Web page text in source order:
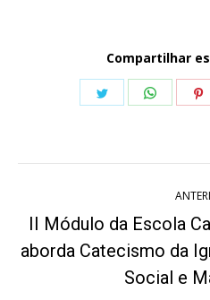
Compartilhar
Share
Share
de
post:
II Módulo da Escola
aborda Catecismo da
Social e